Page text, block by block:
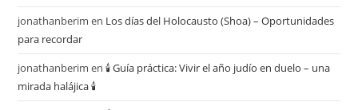
jonathanberim en Los días del Holocausto (Shoa) – Oportunidades
para recordar
jonathanberim en🕯️ Guía práctica: Vivir el año judío en duelo – una
mirada halájica 🕯️